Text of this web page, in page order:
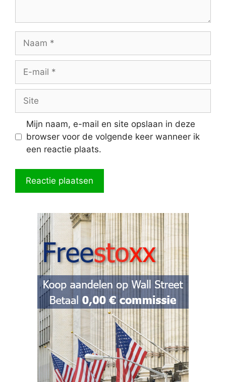
Naam
Site
Mijn naam, e-mail en site opslaan in deze
browser voor de volgende keer wanneer ik
een reactie plaats.